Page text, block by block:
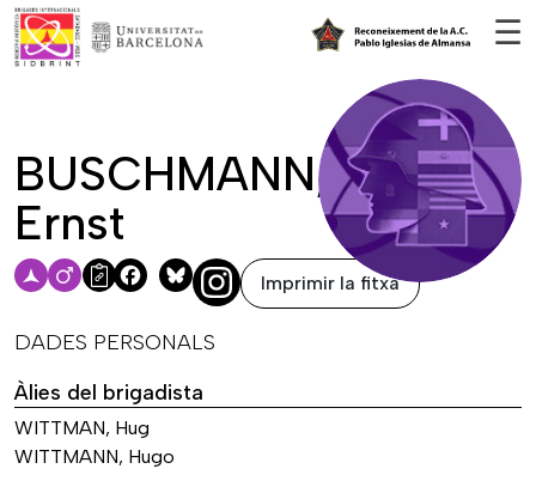
☰
BUSCHMANN,
Ernst
Facebook
Bluesky Imprimir la fitxa
DADES PERSONALS
Àlies del brigadista
WITTMAN, Hug
WITTMANN, Hugo